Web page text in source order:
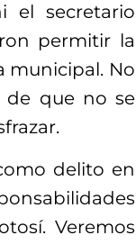
el secretario
permitir la
municipal. No
de que no se
delito en
Veremos